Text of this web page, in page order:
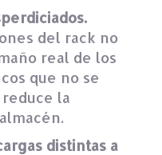
del rack no
real de los
que no se
la
distintas a